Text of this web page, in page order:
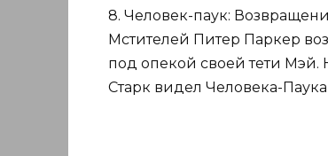
8. Человек-паук:
Мстителей Питер Паркер
под опекой своей тети Мэй.
Старк видел Человека-